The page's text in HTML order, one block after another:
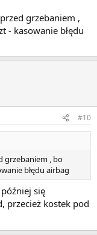
grzebaniem ,
- kasowanie błędu
#10
grzebaniem , bo
błędu airbag
się
przecież kostek pod